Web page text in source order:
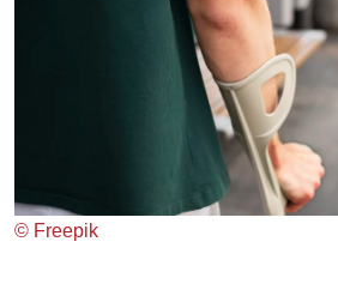
© Freepik